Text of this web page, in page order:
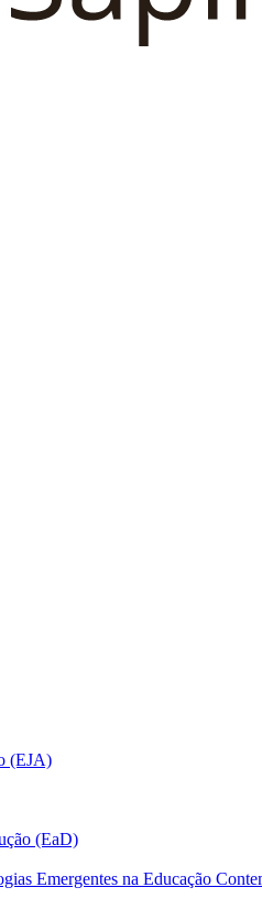
(EJA)
(EaD)
Emergentes na Educação